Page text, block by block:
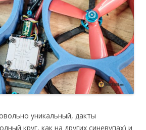
уникальный, дакты
круг, как на других синевупах) и